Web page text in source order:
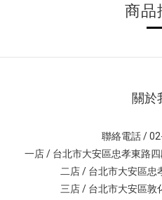
商品
關於
聯絡電話 /
一店 / 台北市大安區忠孝東路
二店 / 台北市大安區忠
三店 / 台北市大安區敦